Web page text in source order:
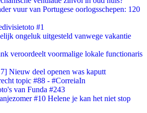
vuur van Portugese oorlogsschepen: 120
#1
ongeluk uitgesteld vanwege vakantie
veroordeelt voormalige lokale functionaris
Nieuw deel openen was kaputt
topic #88 - #CorreiaIn
van Funda #243
#10 Helene je kan het niet stop